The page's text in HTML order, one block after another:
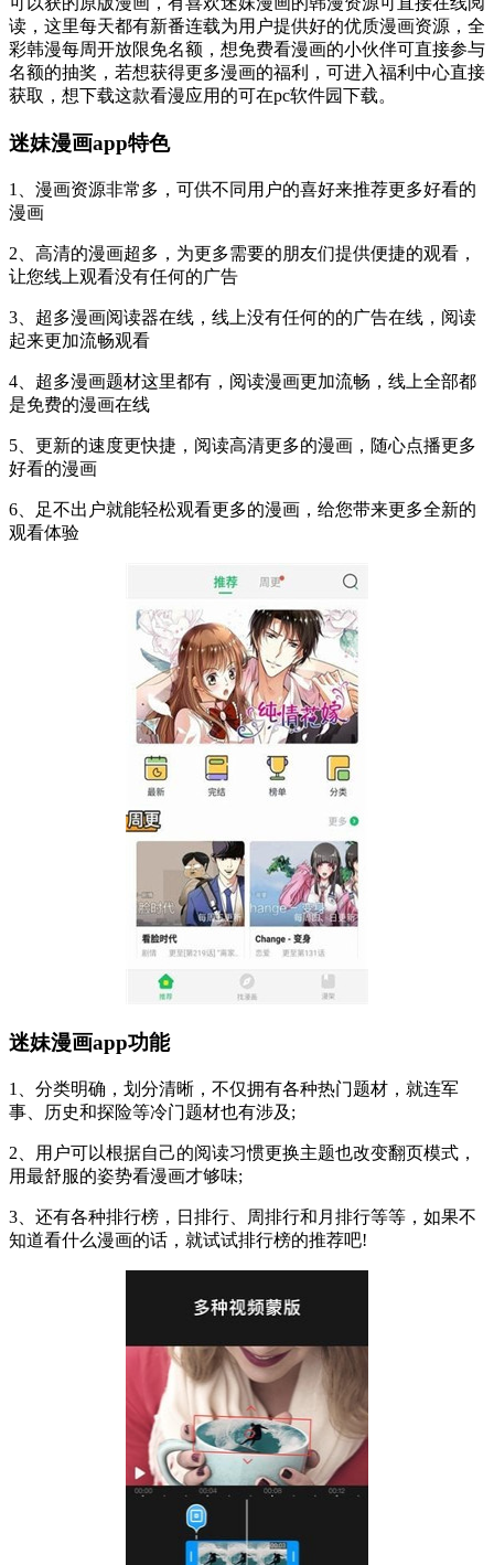
读，这里每天都有新番连载为用户提供好的优质漫画资源，全
彩韩漫每周开放限免名额，想免费看漫画的小伙伴可直接参与
名额的抽奖，若想获得更多漫画的福利，可进入福利中心直接
获取，想下载这款看漫应用的可在pc软件园下载。
迷妹漫画app特色
1、漫画资源非常多，可供不同用户的喜好来推荐更多好看的
漫画
2、高清的漫画超多，为更多需要的朋友们提供便捷的观看，
让您线上观看没有任何的广告
3、超多漫画阅读器在线，线上没有任何的的广告在线，阅读
起来更加流畅观看
4、超多漫画题材这里都有，阅读漫画更加流畅，线上全部都
是免费的漫画在线
5、更新的速度更快捷，阅读高清更多的漫画，随心点播更多
好看的漫画
6、足不出户就能轻松观看更多的漫画，给您带来更多全新的
观看体验
迷妹漫画app功能
1、分类明确，划分清晰，不仅拥有各种热门题材，就连军
事、历史和探险等冷门题材也有涉及;
2、用户可以根据自己的阅读习惯更换主题也改变翻页模式，
用最舒服的姿势看漫画才够味;
3、还有各种排行榜，日排行、周排行和月排行等等，如果不
知道看什么漫画的话，就试试排行榜的推荐吧!